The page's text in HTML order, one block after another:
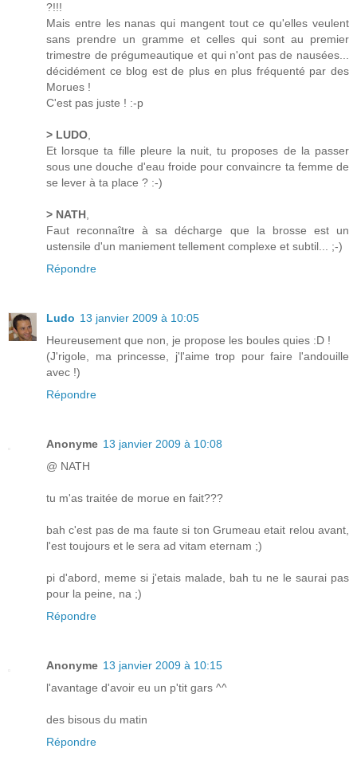
?!!!
Mais entre les nanas qui mangent tout ce qu'elles veulent
sans prendre un gramme et celles qui sont au premier
trimestre de prégumeautique et qui n'ont pas de nausées...
décidément ce blog est de plus en plus fréquenté par des
Morues !
C'est pas juste ! :-p
> LUDO,
Et lorsque ta fille pleure la nuit, tu proposes de la passer
sous une douche d'eau froide pour convaincre ta femme de
se lever à ta place ? :-)
> NATH,
Faut reconnaître à sa décharge que la brosse est un
ustensile d'un maniement tellement complexe et subtil... ;-)
Répondre
Ludo 13 janvier 2009 à 10:05
Heureusement que non, je propose les boules quies :D !
(J'rigole, ma princesse, j'l'aime trop pour faire l'andouille
avec !)
Répondre
Anonyme 13 janvier 2009 à 10:08
@ NATH
tu m'as traitée de morue en fait???
bah c'est pas de ma faute si ton Grumeau etait relou avant,
l'est toujours et le sera ad vitam eternam ;)
pi d'abord, meme si j'etais malade, bah tu ne le saurai pas
pour la peine, na ;)
Répondre
Anonyme 13 janvier 2009 à 10:15
l'avantage d'avoir eu un p'tit gars ^^
des bisous du matin
Répondre